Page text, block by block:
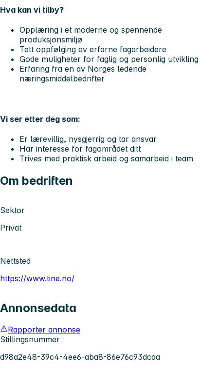
Hva kan vi tilby?
Opplæring i et moderne og spennende
produksjonsmiljø
Tett oppfølging av erfarne fagarbeidere
Gode muligheter for faglig og personlig utvikling
Erfaring fra en av Norges ledende
næringsmiddelbedrifter
Vi ser etter deg som:
Er lærevillig, nysgjerrig og tar ansvar
Har interesse for fagområdet ditt
Trives med praktisk arbeid og samarbeid i team
Om bedriften
Sektor
Privat
Nettsted
https://www.tine.no/
Annonsedata
Rapporter annonse
Stillingsnummer
d98a2e48-39c4-4ee6-aba8-86e76c93dcaa